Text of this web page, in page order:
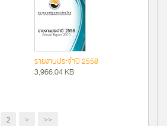
รายงานประจำปี 2558
3,966.04 KB
2 > >>